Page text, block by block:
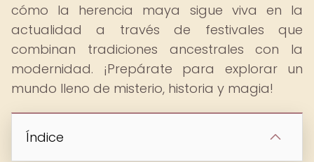
cómo la herencia maya sigue viva en la
actualidad a través de festivales que
combinan tradiciones ancestrales con la
modernidad. ¡Prepárate para explorar un
mundo lleno de misterio, historia y magia!
Índice